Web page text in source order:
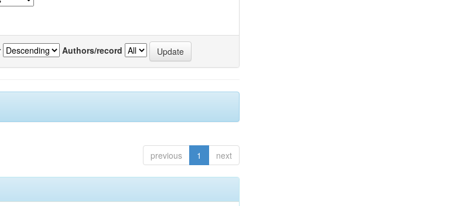
Authors/record
previous 1 next